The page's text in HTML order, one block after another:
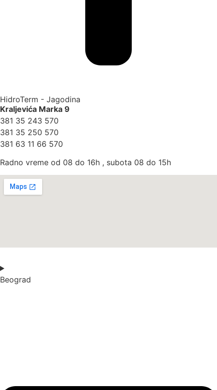
HidroTerm - Jagodina
Kraljevića Marka 9
381 35 243 570
381 35 250 570
381 63 11 66 570
Radno vreme od 08 do 16h , subota 08 do 15h
Beograd